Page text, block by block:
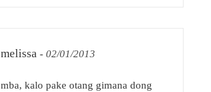
melissa - 02/01/2013
mba, kalo pake otang gimana dong